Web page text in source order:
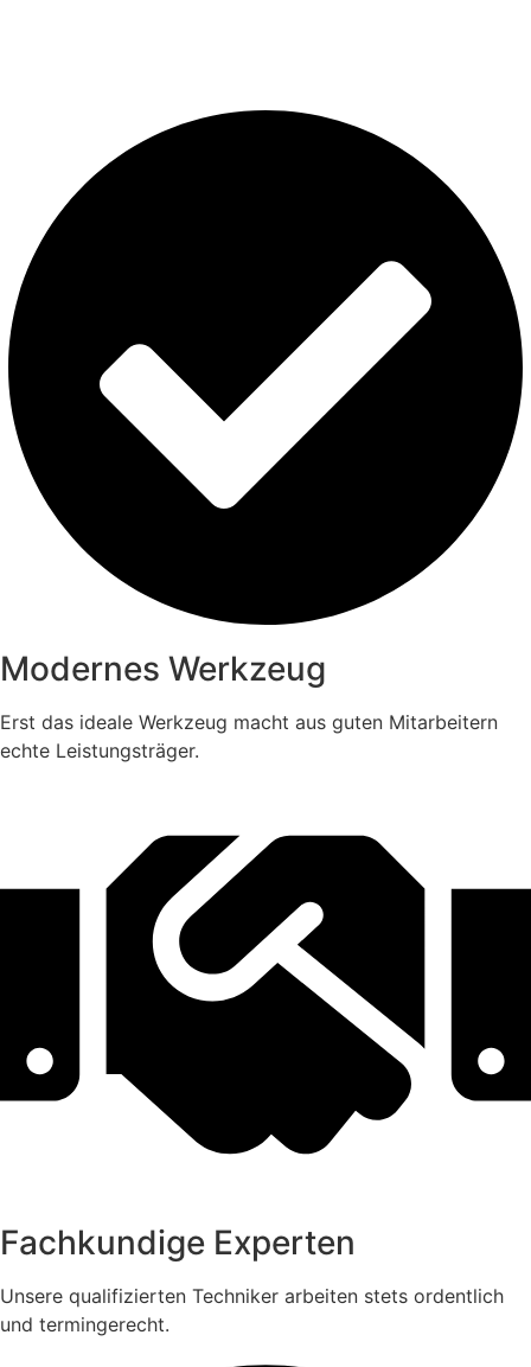
Modernes Werkzeug
Erst das ideale Werkzeug macht aus guten Mitarbeitern
echte Leistungsträger.
Fachkundige Experten
Unsere qualifizierten Techniker arbeiten stets ordentlich
und termingerecht.